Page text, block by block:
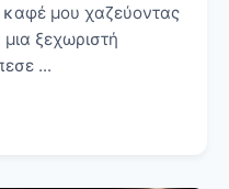
καφέ μου χαζεύοντας
μια ξεχωριστή
...